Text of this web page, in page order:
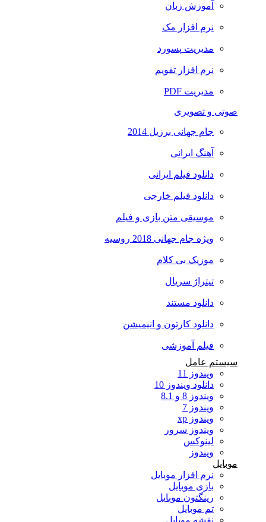
آموزش زبان
نرم افزار مک
مدیریت پسورد
نرم افزار تقویم
مدیریت PDF
صوتی و تصویری
جام جهانی برزیل 2014
آهنگ ایرانی
دانلود فیلم ایرانی
دانلود فیلم خارجی
موسیقی متن بازی و فیلم
ویژه جام جهانی 2018 روسیه
موزیک بی کلام
تیتراژ سریال
دانلود مستند
دانلود کارتون و انیمیشن
فیلم آموزشی
سیستم عامل
ویندوز 11
دانلود ویندوز 10
ویندوز 8 و 8.1
ویندوز 7
ویندوز xp
ویندوز سرور
لینوکس
ویندوز
موبایل
نرم افزار موبایل
بازی موبایل
رینگتون موبایل
تم موبایل
نقشه موبایل